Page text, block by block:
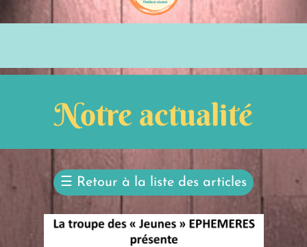
Notre actualité
☰ Retour à la liste des articles